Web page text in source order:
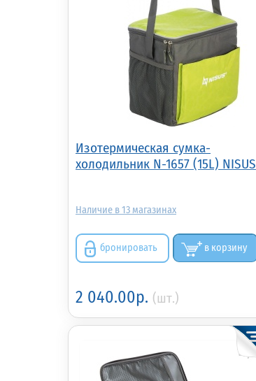
Изотермическая сумка-
холодильник N-1657 (15L) NISUS
13
бронировать в корзину
2 040.00р. (шт.)